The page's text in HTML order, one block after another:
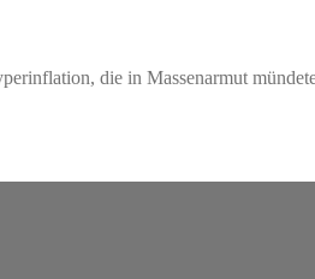
die in Massenarmut